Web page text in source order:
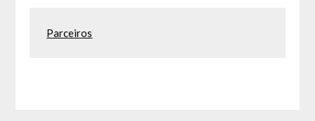
Parceiros